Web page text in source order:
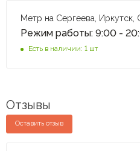
Метр на Сергеева, Иркутск,
Режим работы: 9:00 -
Есть в наличии: 1 шт
Отзывы
Оставить отзыв